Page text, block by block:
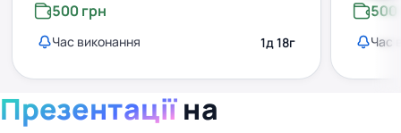
500 грн
Час виконання 1д 18г
500
Час
Презентаціїна